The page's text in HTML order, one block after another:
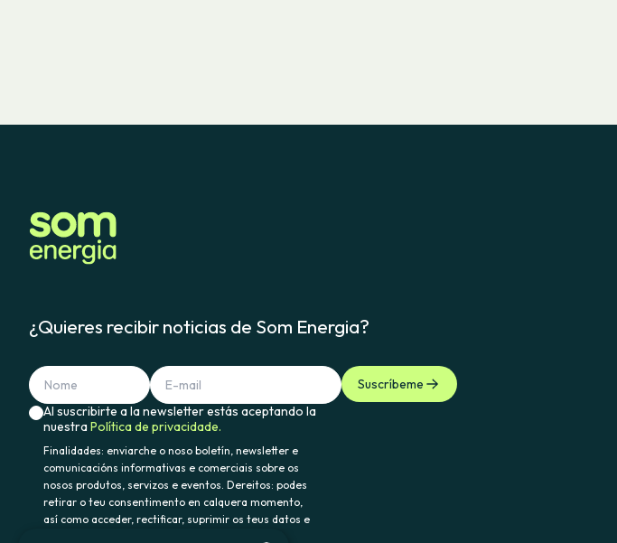
¿Quieres recibir noticias de Som Energia?
Suscríbeme
Al suscribirte a la newsletter estás aceptando la
nuestraPolítica de privacidade.
Finalidades: enviarche o noso boletín, newsletter e
comunicacións informativas e comerciais sobre os
nosos produtos, servizos e eventos. Dereitos: podes
retirar o teu consentimento en calquera momento,
así como acceder, rectificar, suprimir os teus datos e